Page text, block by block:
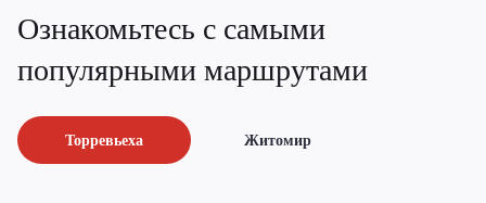
Ознакомьтесь с самыми
популярными маршрутами
Торревьеха Житомир